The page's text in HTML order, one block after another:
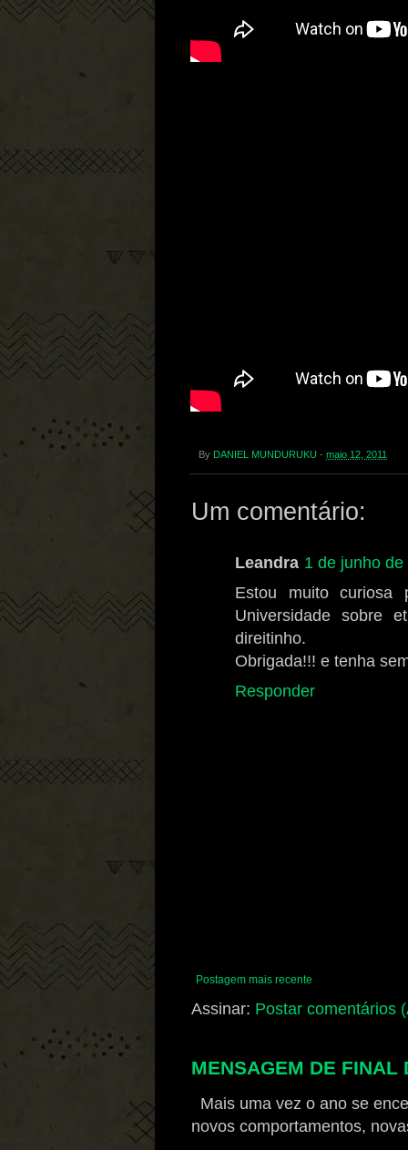
By DANIEL MUNDURUKU - maio 12, 2011
Um comentário:
Leandra 1 de junho
Estou muito
Universidade sobre
direitinho.
Obrigada!!! e tenha
Responder
Postagem mais recente
Assinar: Postar comentários
MENSAGEM DE FINAL
Mais uma vez o ano se
novos comportamentos,